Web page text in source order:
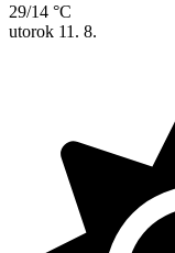
29/14 °C
utorok 11. 8.